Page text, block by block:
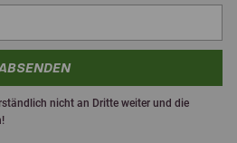
nicht an Dritte weiter und die